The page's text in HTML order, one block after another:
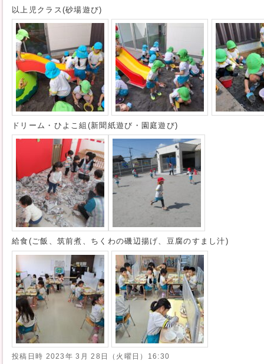
以上児クラス(砂場遊び)
ドリーム・ひよこ組(新聞紙遊び・園庭遊び)
給食(ご飯、筑前煮、ちくわの磯辺揚げ、豆腐のすまし汁)
投稿日時 2023年 3月 28日（火曜日）16:30